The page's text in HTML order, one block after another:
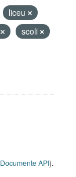
liceu
scoli
Documente API).